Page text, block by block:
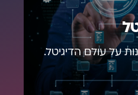
על עולם הדיגיטל.